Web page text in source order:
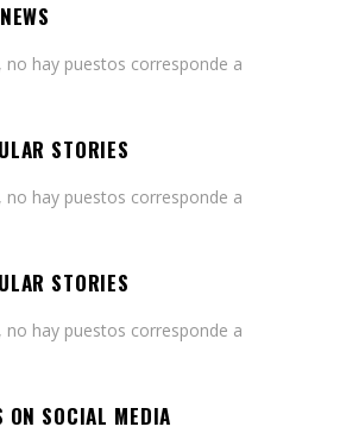
no hay puestos corresponde a
STORIES
no hay puestos corresponde a
STORIES
no hay puestos corresponde a
ON SOCIAL MEDIA